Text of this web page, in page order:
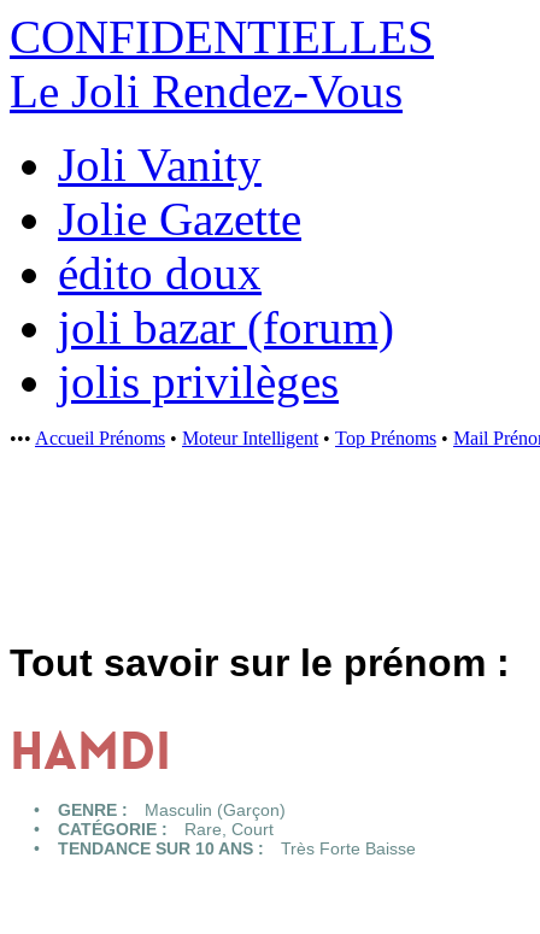
CONFIDENTIELLES
Le Joli Rendez-Vous
Joli Vanity
Jolie Gazette
édito doux
joli bazar (forum)
jolis privilèges
••• Accueil Prénoms • Moteur Intelligent • Top Prénoms • Mail
Tout savoir sur le prénom :
HAMDI
GENRE :
Masculin (Garçon)
CATÉGORIE :
Rare Court
TENDANCE SUR 10 ANS :
Très Forte Baisse